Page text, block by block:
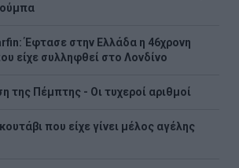
Έφτασε στην Ελλάδα η 46χρονη
είχε συλληφθεί στο Λονδίνο
της Πέμπτης - Οι τυχεροί αριθμοί
που είχε γίνει μέλος αγέλης